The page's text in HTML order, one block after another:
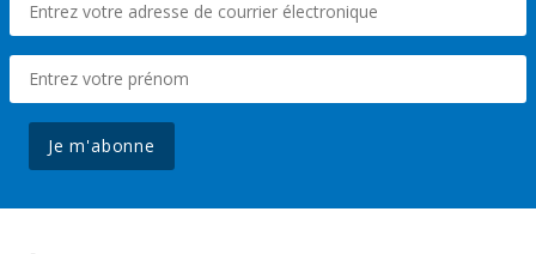
Je m'abonne